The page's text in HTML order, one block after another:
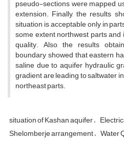
pseudo-sections were mapped
extension. Finally, the results
situation is acceptable only in
some extent northwest parts
quality. Also, the results
boundary showed that eastern
saline due to aquifer hydraulic
gradient are leading to saltwater
northeast parts.
situation of Kashan aquifer
Shelomberje arrangement Water